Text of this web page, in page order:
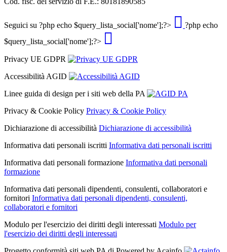
Seguici su ?php echo $query_lista_social['nome'];?>
?php echo
$query_lista_social['nome'];?>
Privacy UE GDPR
Accessibilità AGID
Linee guida di design per i siti web della PA
Privacy & Cookie Policy Privacy & Cookie Policy
Dichiarazione di accessibilità Dichiarazione di accessibilità
Informativa dati personali iscritti Informativa dati personali iscritti
Informativa dati personali formazione Informativa dati personali
formazione
Informativa dati personali dipendenti, consulenti, collaboratori e
fornitori Informativa dati personali dipendenti, consulenti,
collaboratori e fornitori
Modulo per l'esercizio dei diritti degli interessati Modulo per
l'esercizio dei diritti degli interessati